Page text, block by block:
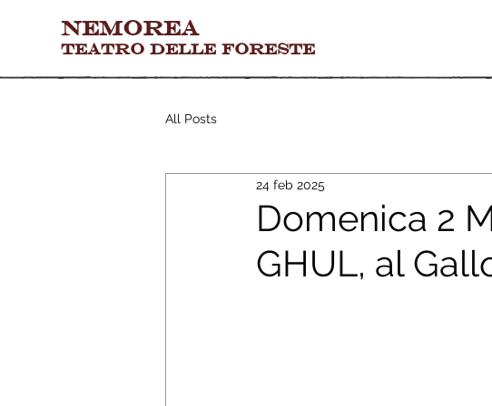
Nemorea
teatro delle foreste
All Posts
Domenica 2
GHUL, al
24 feb 2025